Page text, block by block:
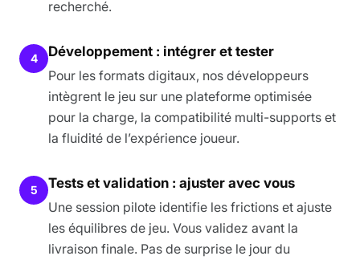
recherché.
4
Développement : intégrer et tester
Pour les formats digitaux, nos développeurs
intègrent le jeu sur une plateforme optimisée
pour la charge, la compatibilité multi-supports et
la fluidité de l’expérience joueur.
5
Tests et validation : ajuster avec vous
Une session pilote identifie les frictions et ajuste
les équilibres de jeu. Vous validez avant la
livraison finale. Pas de surprise le jour du